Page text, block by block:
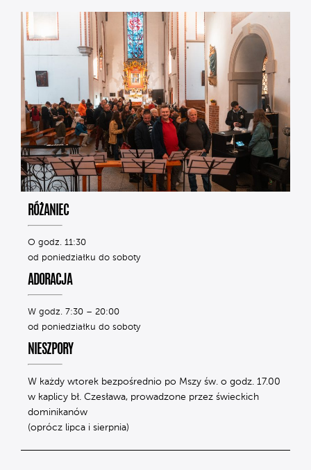
RÓŻANIEC
O godz. 11:30
od poniedziałku do soboty
ADORACJA
W godz. 7:30 – 20:00
od poniedziałku do soboty
NIESZPORY
W każdy wtorek bezpośrednio po Mszy św. o godz. 17.00
w kaplicy bł. Czesława, prowadzone przez świeckich
dominikanów
(oprócz lipca i sierpnia)